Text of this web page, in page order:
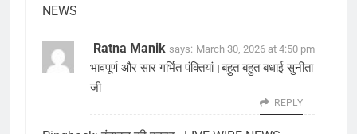
NEWS
Ratna Manik says: March 30, 2026 at 4:50 pm
भावपूर्ण और सार गर्भित पंक्तियां।बहुत बहुत बधाई सुनीता
जी
REPLY